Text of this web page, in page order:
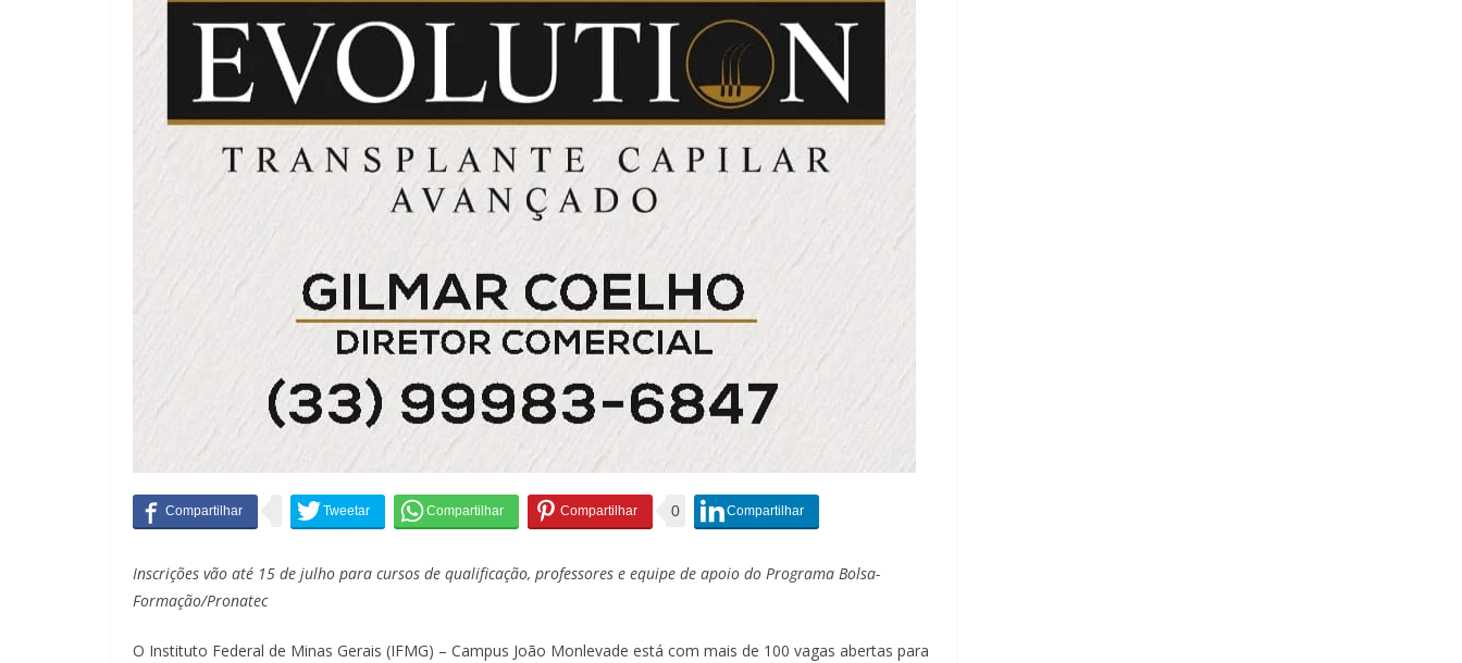
0
Inscrições vão até 15 de julho para cursos de qualificação, professores e equipe de apoio do Programa Bolsa-
Formação/Pronatec
O Instituto Federal de Minas Gerais (IFMG) – Campus João Monlevade está com mais de 100 vagas abertas para